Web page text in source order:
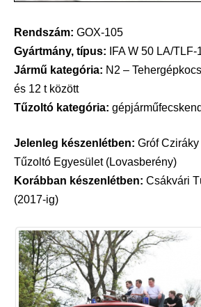
Rendszám: GOX-105
Gyártmány, típus: IFA W 50 LA/TLF-
Jármű kategória: N2 –
és 12 t között
Tűzoltó kategória:
Jelenleg készenlétben: Gróf
Tűzoltó Egyesület (Lovasberény)
Korábban készenlétben: Csákvári
(2017-ig)